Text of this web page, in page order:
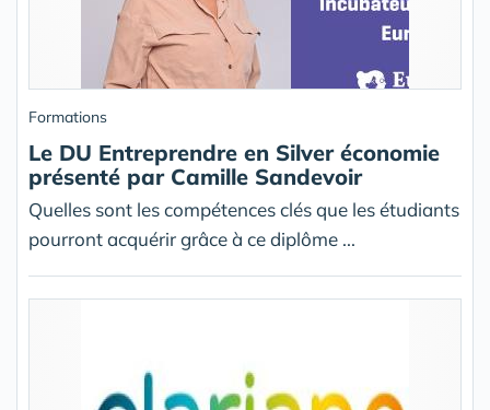
Formations
Le DU Entreprendre en Silver économie
présenté par Camille Sandevoir
Quelles sont les compétences clés que les étudiants
pourront acquérir grâce à ce diplôme ...